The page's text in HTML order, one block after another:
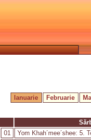
Ianuarie Februarie
01
Yom Khah´mee´shee: 5.